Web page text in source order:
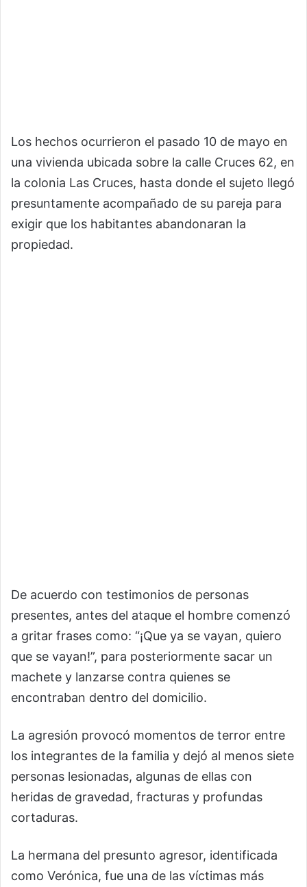
Los hechos ocurrieron el pasado 10 de mayo en
una vivienda ubicada sobre la calle Cruces 62, en
la colonia Las Cruces, hasta donde el sujeto llegó
presuntamente acompañado de su pareja para
exigir que los habitantes abandonaran la
propiedad.
De acuerdo con testimonios de personas
presentes, antes del ataque el hombre comenzó
a gritar frases como: “¡Que ya se vayan, quiero
que se vayan!”, para posteriormente sacar un
machete y lanzarse contra quienes se
encontraban dentro del domicilio.
La agresión provocó momentos de terror entre
los integrantes de la familia y dejó al menos siete
personas lesionadas, algunas de ellas con
heridas de gravedad, fracturas y profundas
cortaduras.
La hermana del presunto agresor, identificada
como Verónica, fue una de las víctimas más